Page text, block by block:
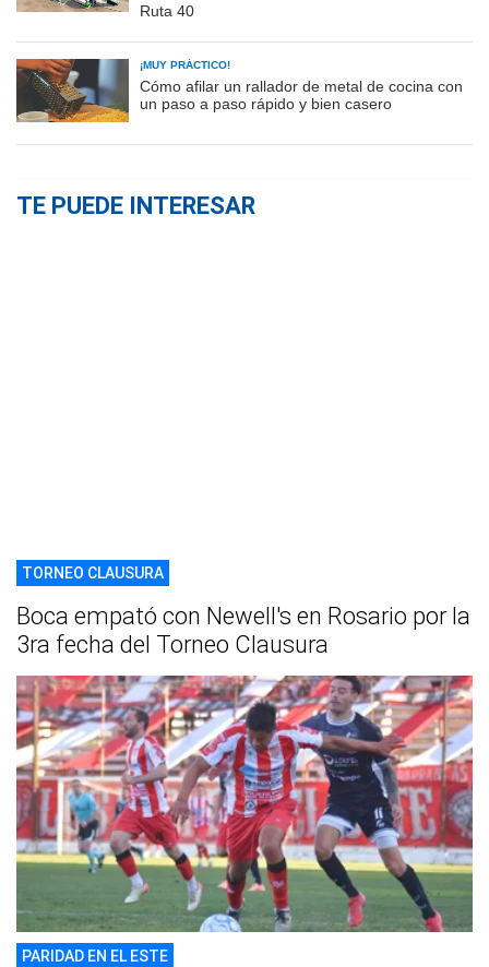
Ruta 40
¡MUY PRÁCTICO!
Cómo afilar un rallador de metal de cocina con
un paso a paso rápido y bien casero
TE PUEDE INTERESAR
TORNEO CLAUSURA
Boca empató con Newell's en Rosario por la
3ra fecha del Torneo Clausura
PARIDAD EN EL ESTE